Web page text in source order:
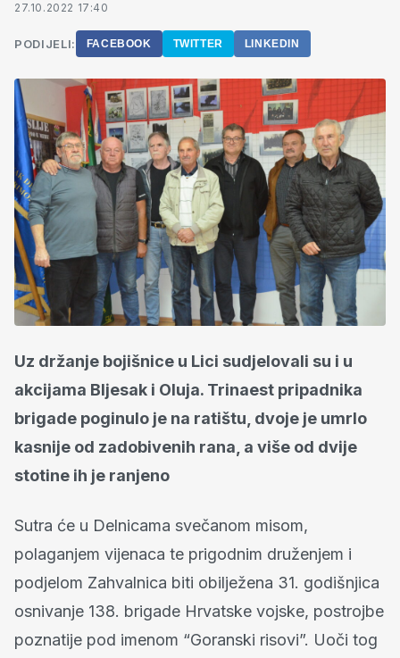
27.10.2022 17:40
PODIJELI: FACEBOOK TWITTER LINKEDIN
Uz držanje bojišnice u Lici sudjelovali su i u
akcijama Bljesak i Oluja. Trinaest pripadnika
brigade poginulo je na ratištu, dvoje je umrlo
kasnije od zadobivenih rana, a više od dvije
stotine ih je ranjeno
Sutra će u Delnicama svečanom misom,
polaganjem vijenaca te prigodnim druženjem i
podjelom Zahvalnica biti obilježena 31. godišnjica
osnivanje 138. brigade Hrvatske vojske, postrojbe
poznatije pod imenom “Goranski risovi”. Uoči tog